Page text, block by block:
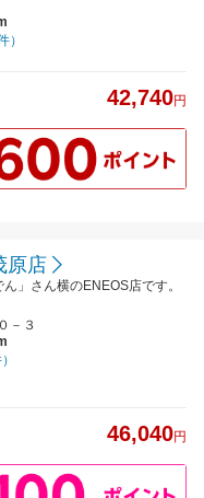
）
42,740円
原店
」さん横のENEOS店です。
－３
46,040円